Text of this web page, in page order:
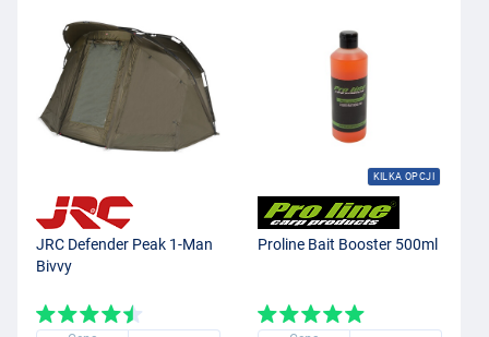
JRC Defender Peak 1-Man
Bivvy
KILKA OPCJI
Proline Bait Booster 500ml